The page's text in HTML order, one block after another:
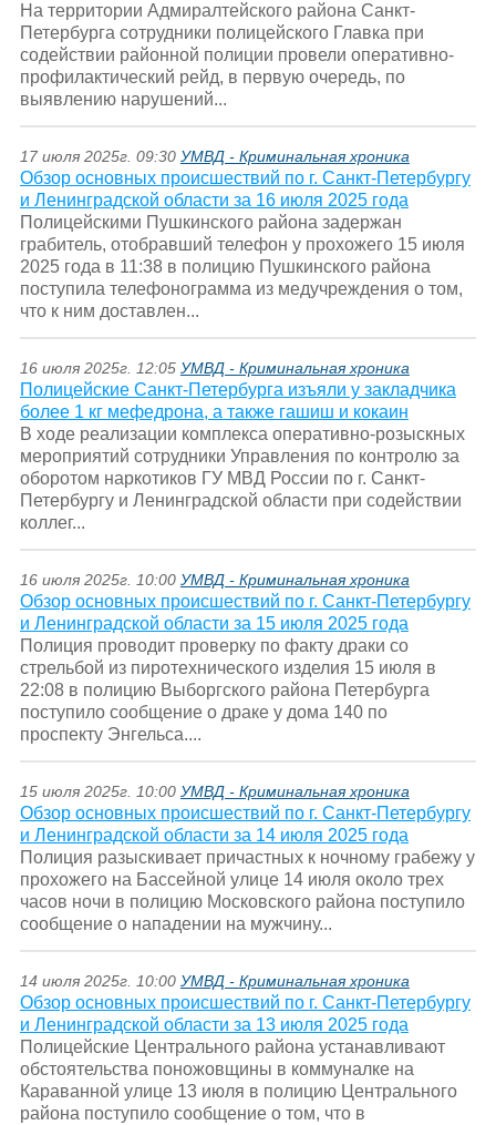
На территории Адмиралтейского района Санкт-
Петербурга сотрудники полицейского Главка при
содействии районной полиции провели оперативно-
профилактический рейд, в первую очередь, по
выявлению нарушений...
17 июля 2025г. 09:30 УМВД - Криминальная хроника
Обзор основных происшествий по г. Санкт-Петербургу
и Ленинградской области за 16 июля 2025 года
Полицейскими Пушкинского района задержан
грабитель, отобравший телефон у прохожего 15 июля
2025 года в 11:38 в полицию Пушкинского района
поступила телефонограмма из медучреждения о том,
что к ним доставлен...
16 июля 2025г. 12:05 УМВД - Криминальная хроника
Полицейские Санкт-Петербурга изъяли у закладчика
более 1 кг мефедрона, а также гашиш и кокаин
В ходе реализации комплекса оперативно-розыскных
мероприятий сотрудники Управления по контролю за
оборотом наркотиков ГУ МВД России по г. Санкт-
Петербургу и Ленинградской области при содействии
коллег...
16 июля 2025г. 10:00 УМВД - Криминальная хроника
Обзор основных происшествий по г. Санкт-Петербургу
и Ленинградской области за 15 июля 2025 года
Полиция проводит проверку по факту драки со
стрельбой из пиротехнического изделия 15 июля в
22:08 в полицию Выборгского района Петербурга
поступило сообщение о драке у дома 140 по
проспекту Энгельса....
15 июля 2025г. 10:00 УМВД - Криминальная хроника
Обзор основных происшествий по г. Санкт-Петербургу
и Ленинградской области за 14 июля 2025 года
Полиция разыскивает причастных к ночному грабежу у
прохожего на Бассейной улице 14 июля около трех
часов ночи в полицию Московского района поступило
сообщение о нападении на мужчину...
14 июля 2025г. 10:00 УМВД - Криминальная хроника
Обзор основных происшествий по г. Санкт-Петербургу
и Ленинградской области за 13 июля 2025 года
Полицейские Центрального района устанавливают
обстоятельства поножовщины в коммуналке на
Караванной улице 13 июля в полицию Центрального
района поступило сообщение о том, что в